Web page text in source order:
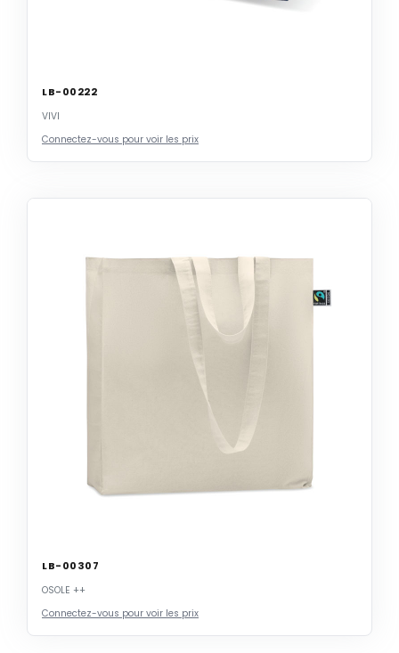
LB-00222
VIVI
Connectez-vous pour voir les prix
LB-00307
OSOLE ++
Connectez-vous pour voir les prix